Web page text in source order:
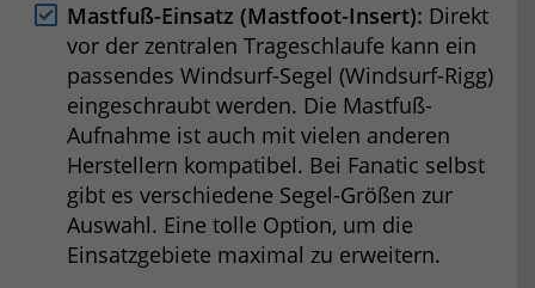
Mastfuß-Einsatz (Mastfoot-Insert): Direkt
vor der zentralen Trageschlaufe kann ein
passendes Windsurf-Segel (Windsurf-Rigg)
eingeschraubt werden. Die Mastfuß-
Aufnahme ist auch mit vielen anderen
Herstellern kompatibel. Bei Fanatic selbst
gibt es verschiedene Segel-Größen zur
Auswahl. Eine tolle Option, um die
Einsatzgebiete maximal zu erweitern.